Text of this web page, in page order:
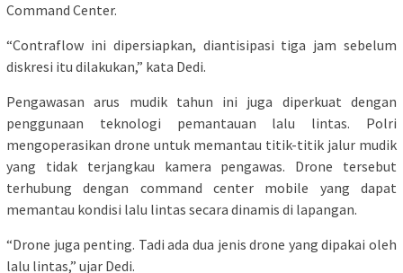
Command Center.
“Contraflow ini dipersiapkan, diantisipasi tiga jam sebelum
diskresi itu dilakukan,” kata Dedi.
Pengawasan arus mudik tahun ini juga diperkuat dengan
penggunaan teknologi pemantauan lalu lintas. Polri
mengoperasikan drone untuk memantau titik-titik jalur mudik
yang tidak terjangkau kamera pengawas. Drone tersebut
terhubung dengan command center mobile yang dapat
memantau kondisi lalu lintas secara dinamis di lapangan.
“Drone juga penting. Tadi ada dua jenis drone yang dipakai oleh
lalu lintas,” ujar Dedi.